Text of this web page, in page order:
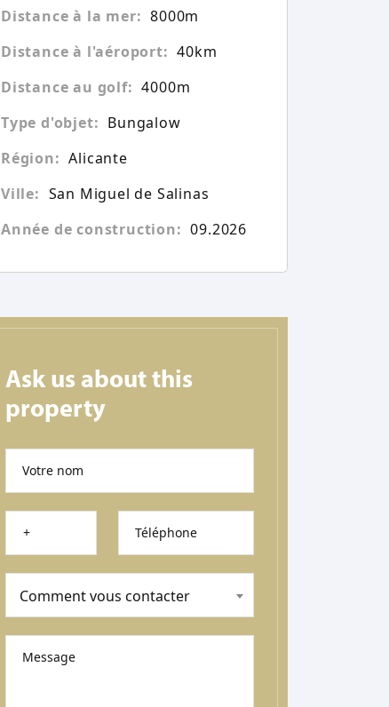
Distance à la mer: 8000m
Distance à l'aéroport: 40km
Distance au golf: 4000m
Type d'objet: Bungalow
Région: Alicante
Ville: San Miguel de Salinas
Année de construction: 09.2026
Ask us about this
property
Votre nom
Téléphone
Comment vous contacter
Message